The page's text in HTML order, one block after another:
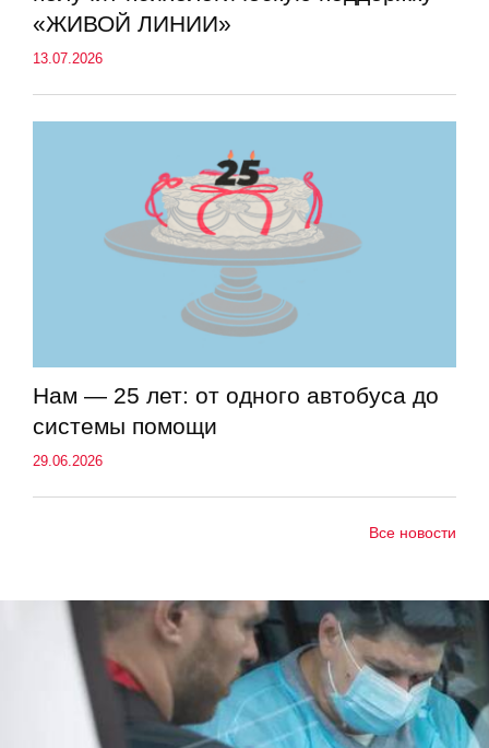
«ЖИВОЙ ЛИНИИ»
13.07.2026
Нам — 25 лет: от одного автобуса до
системы помощи
29.06.2026
Все новости